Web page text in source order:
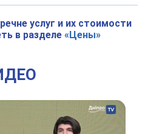
услуг и их стоимости
в разделе «Цены»